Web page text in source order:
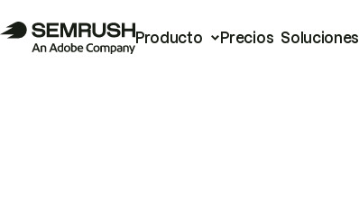
Producto Precios Soluciones